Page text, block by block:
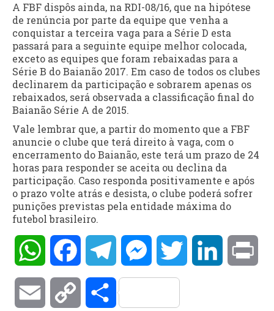
A FBF dispôs ainda, na RDI-08/16, que na hipótese
de renúncia por parte da equipe que venha a
conquistar a terceira vaga para a Série D esta
passará para a seguinte equipe melhor colocada,
exceto as equipes que foram rebaixadas para a
Série B do Baianão 2017. Em caso de todos os clubes
declinarem da participação e sobrarem apenas os
rebaixados, será observada a classificação final do
Baianão Série A de 2015.
Vale lembrar que, a partir do momento que a FBF
anuncie o clube que terá direito à vaga, com o
encerramento do Baianão, este terá um prazo de 24
horas para responder se aceita ou declina da
participação. Caso responda positivamente e após
o prazo volte atrás e desista, o clube poderá sofrer
punições previstas pela entidade máxima do
futebol brasileiro.
WhatsAppFacebookTelegramMessengerTwitter LinkedIn
Email Copy Compartilhar